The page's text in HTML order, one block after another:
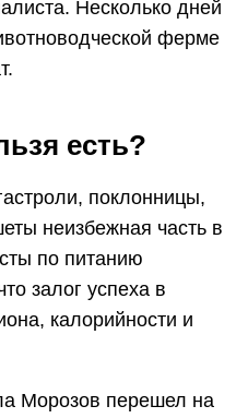
Несколько дней
ферме
есть?
поклонницы,
неизбежная часть в
по питанию
залог успеха в
калорийности и
Морозов перешел на